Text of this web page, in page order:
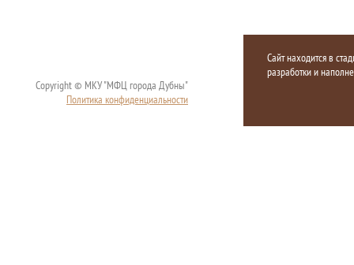
Copyright © МКУ "МФЦ города Дубны"
Политика конфиденциальности
Сайт находится в
разработки и